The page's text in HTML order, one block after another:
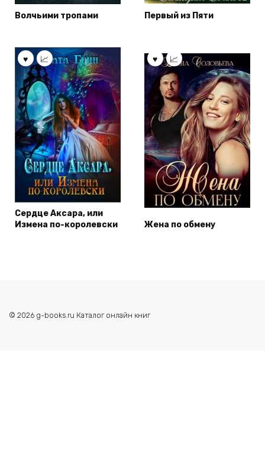
Волчьими тропами Первый из Пяти
Сердце Аксара, или
Измена по-королевски
Жена по обмену
© 2026 g-books.ru Каталог онлайн книг